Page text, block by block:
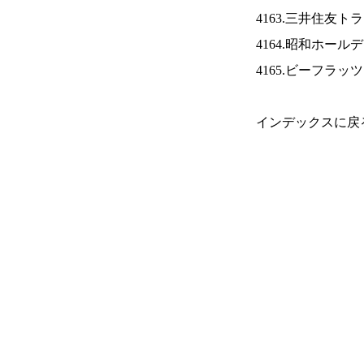
4163.三井住友ト
4164.昭和ホール
4165.ビーフラッ
インデックスに戻